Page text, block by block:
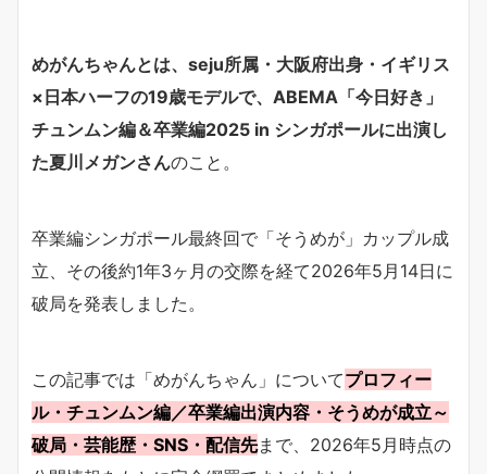
めがんちゃんとは、seju所属・大阪府出身・イギリス
×日本ハーフの19歳モデルで、ABEMA「今日好き」
チュンムン編＆卒業編2025 in シンガポールに出演し
た夏川メガンさんのこと。
卒業編シンガポール最終回で「そうめが」カップル成
立、その後約1年3ヶ月の交際を経て2026年5月14日に
破局を発表しました。
この記事では「めがんちゃん」についてプロフィー
ル・チュンムン編／卒業編出演内容・そうめが成立～
破局・芸能歴・SNS・配信先まで、2026年5月時点の